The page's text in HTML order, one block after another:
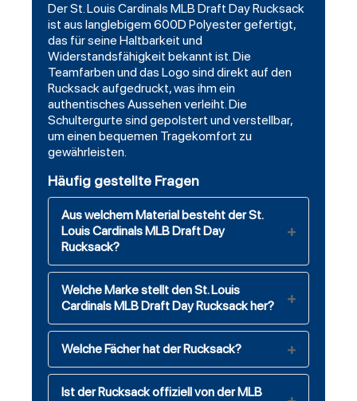
Der St. Louis Cardinals MLB Draft Day Rucksack
ist aus langlebigem 600D Polyester gefertigt,
das für seine Haltbarkeit und
Widerstandsfähigkeit bekannt ist. Die
Teamfarben und das Logo sind direkt auf den
Rucksack aufgedruckt, was ihm ein
authentisches Aussehen verleiht. Die
Schultergurte sind gepolstert und verstellbar,
um einen bequemen Tragekomfort zu
gewährleisten.
Häufig gestellte Fragen
Aus welchem Material besteht der St.
Louis Cardinals MLB Draft Day
Rucksack?
Welche Marke stellt den St. Louis
Cardinals MLB Draft Day Rucksack her?
Welche Fächer hat der Rucksack?
Ist der Rucksack offiziell von der MLB